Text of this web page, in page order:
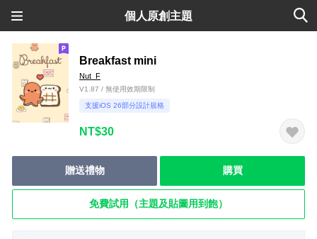
個人原創主題
Breakfast mini
Nut_F
V1.87 / 無使用效期限制
支援iOS 26部分設計規格
NT$30
贈送禮物 購買
免費試用（主題及貼圖用到飽）